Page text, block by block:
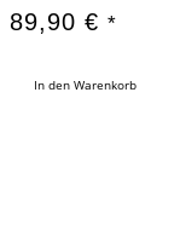
89,90 € *
In den Warenkorb